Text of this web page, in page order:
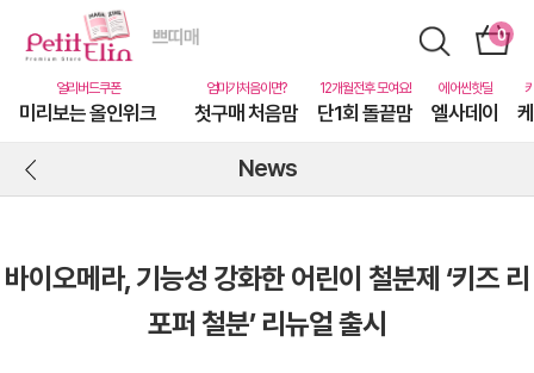
미리보는 올인위크 첫구매 처음맘 단1회 돌끝맘 엘사데이
News
바이오메라, 기능성 강화한 어린이 철분제 ‘키즈 리
포퍼 철분’ 리뉴얼 출시